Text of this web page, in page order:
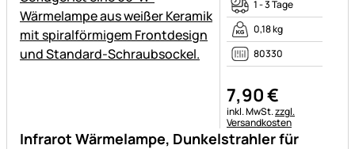
Infrarot Wärmelampe, Dunkelstrahler für
1 - 3 Tage
0,18 kg
80330
7,90€
Steuerhinweis:
inkl. MwSt.zzgl.
Versandkosten